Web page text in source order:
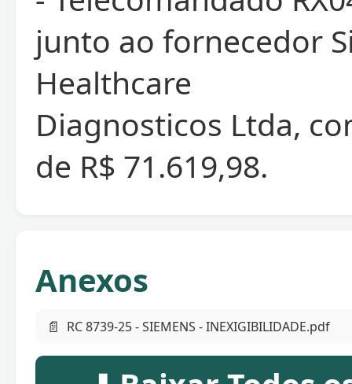
junto ao fornecedor
Healthcare
Diagnosticos Ltda,
de R$ 71.619,98.
Anexos
📄 RC 8739-25 - SIEMENS - INEXIGIBILIDADE.pdf